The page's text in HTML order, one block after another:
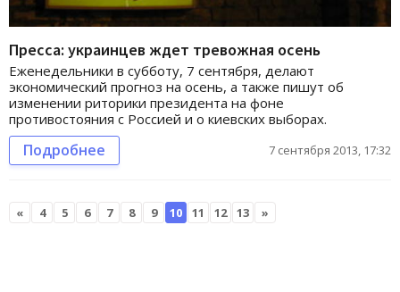
Пресса: украинцев ждет тревожная осень
Еженедельники в субботу, 7 сентября, делают
экономический прогноз на осень, а также пишут об
изменении риторики президента на фоне
противостояния с Россией и о киевских выборах.
Подробнее 7 сентября 2013, 17:32
« 4 5 6 7 8 9 10 11 12 13 »